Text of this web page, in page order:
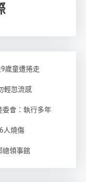
歲童遭捲走
輕忽流感
會：執行多年
人燒傷
領事館